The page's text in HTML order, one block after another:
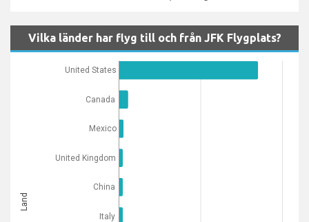
Vilka länder har flyg till och från JFK Flygplats?
United States
Canada
Mexico
United Kingdom
China
Italy
Land